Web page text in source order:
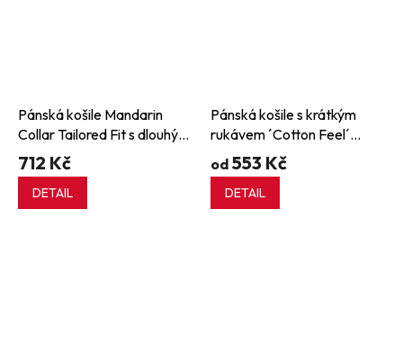
Pánská košile Mandarin
Collar Tailored Fit s dlouhým
rukávem
712 Kč
DETAIL
Pánská košile s krátkým
rukávem ´Cotton Feel´
Coolplus®
od 553 Kč
DETAIL